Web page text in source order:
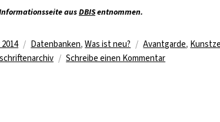
ausDBISentnommen.
Kategorien
Datenbanken,Was ist neu? Schlagwörter
Avantgarde,
Schreibe einen Kommentarzu